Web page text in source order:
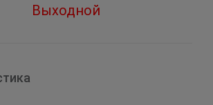
Выходной